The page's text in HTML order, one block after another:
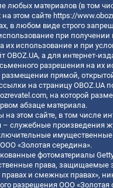
любых материалов (в том
этом сайте https://
в любом виде строго
при получении
их использование и при
OBOZ.UA, а для интернет-
разрешения на их
размещении прямой,
на страницу OBOZ.UA
, на которой
абзаце материала.
на этом сайте, в том числе
– служебные произведения
имущественные
«Золотая середина».
фотоматериалы
права, защищаемые
правах и смежных правах»,
разрешения ООО «Золотая